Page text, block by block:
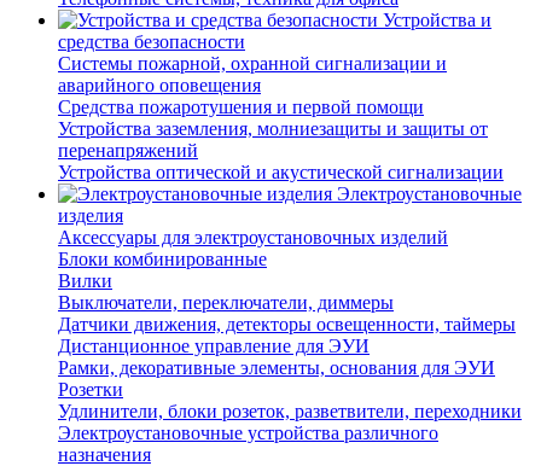
Устройства и
средства безопасности
Системы пожарной, охранной сигнализации и
аварийного оповещения
Средства пожаротушения и первой помощи
Устройства заземления, молниезащиты и защиты от
перенапряжений
Устройства оптической и акустической сигнализации
Электроустановочные
изделия
Аксессуары для электроустановочных изделий
Блоки комбинированные
Вилки
Выключатели, переключатели, диммеры
Датчики движения, детекторы освещенности, таймеры
Дистанционное управление для ЭУИ
Рамки, декоративные элементы, основания для ЭУИ
Розетки
Удлинители, блоки розеток, разветвители, переходники
Электроустановочные устройства различного
назначения